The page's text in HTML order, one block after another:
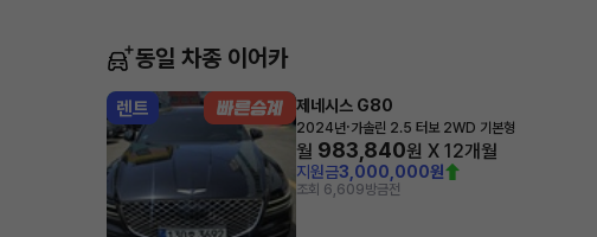
동일 차종 이어카
렌트 제네시스 G80
2024년·가솔린 2.5 터보 2WD 기본형
월 983,840원 X 12개월
지원금3,000,000원
조회 6,609방금전